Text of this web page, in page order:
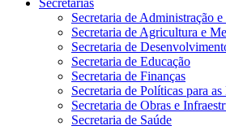
Secretarias
Secretaria de Administração e
Secretaria de Agricultura e
Secretaria de
Secretaria de Educação
Secretaria de Finanças
Secretaria de Políticas para
Secretaria de Obras e
Secretaria de Saúde